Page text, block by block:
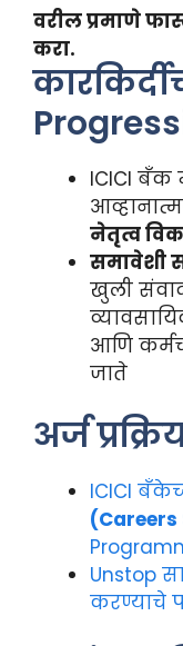
वरील प्रमाणे
करा.
ICICI बँक
नेतृत्व
समावेशी
खुली
आणि
जाते
अर्ज
ICICI
Unstop
करण्याचे